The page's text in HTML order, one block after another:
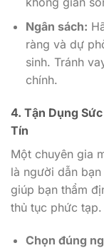
Ngân sách:
ràng và dự
sinh. Tránh
chính.
4. Tận Dụng
Tín
Một chuyên gia
là người dẫn
giúp bạn thẩm
thủ tục phức tạp.
Chọn đúng